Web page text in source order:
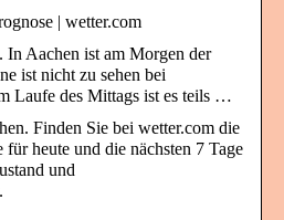
| wetter.com
In Aachen ist am Morgen der
ist nicht zu sehen bei
Laufe des Mittags ist es teils …
Finden Sie bei wetter.com die
für heute und die nächsten 7 Tage
und